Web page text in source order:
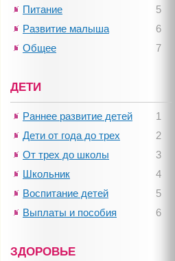
5
Питание
6
Развитие малыша
7
Общее
ДЕТИ
1
Раннее развитие детей
2
Дети от года до трех
3
От трех до школы
4
Школьник
5
Воспитание детей
6
Выплаты и пособия
ЗДОРОВЬЕ